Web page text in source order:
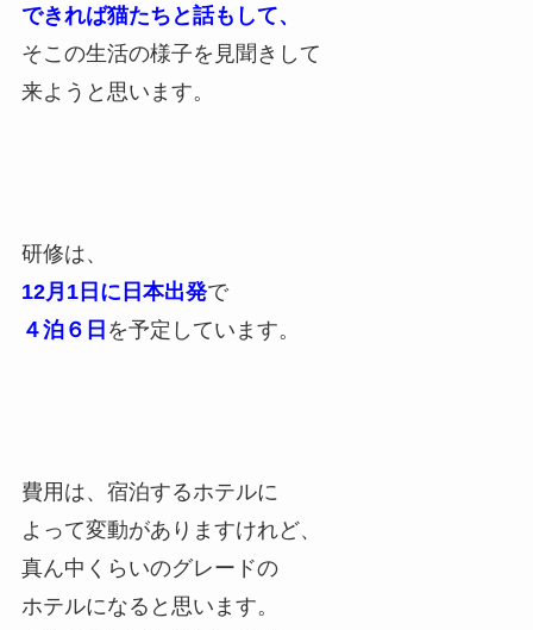
できれば猫たちと話もして、
そこの生活の様子を見聞きして
来ようと思います。
研修は、
12月1日に日本出発で
４泊６日 を予定しています。
費用は、宿泊するホテルに
よって変動がありますけれど、
真ん中くらいのグレードの
ホテルになると思います。